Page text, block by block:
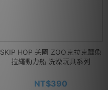
SKIP HOP 美國 ZOO克拉克鱷魚
拉繩動力船 洗澡玩具系列
NT$390